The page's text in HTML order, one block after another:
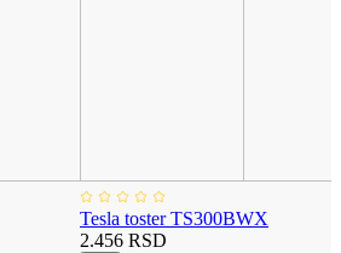
Tesla toster TS300BWX
2.456 RSD